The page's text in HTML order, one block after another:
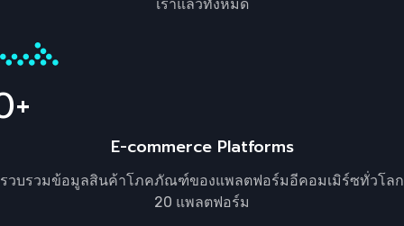
เราแล้วทั้งหมด
E-commerce Platforms
รวบรวมข้อมูลสินค้าโภคภัณฑ์ของแพลตฟอร์มอีคอมเมิร์ซทั่วโลก
20 แพลตฟอร์ม